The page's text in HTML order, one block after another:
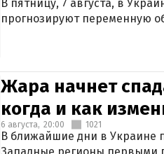
В пятницу, 7 августа, в
прогнозируют переменную
Жара начнет
когда и как
6 августа, 20:00 1021
В ближайшие дни в Украине